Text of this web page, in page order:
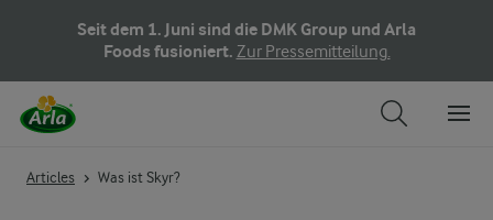
Seit dem 1. Juni sind die DMK Group und Arla
Foods fusioniert. Zur Pressemitteilung.
Articles Was ist Skyr?